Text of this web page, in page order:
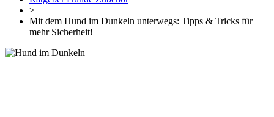
>
Mit dem Hund im Dunkeln unterwegs: Tipps & Tricks für
mehr Sicherheit!